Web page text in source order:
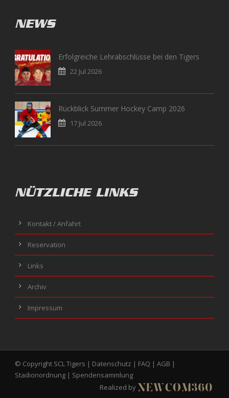
NEWS
Erfolgreiche Lehrabschlüsse bei den Tigers
22 Jul 2026
Rückblick Summer Hockey Camp 2026
17 Jul 2026
NÜTZLICHE LINKS
Kontakt / Anfahrt
Reservation
Links
Archiv
Impressum
© Copyright SCL Tigers | Datenschutz | FAQ | AGB |
Stadionordnung | Spendensammlung
Realized by